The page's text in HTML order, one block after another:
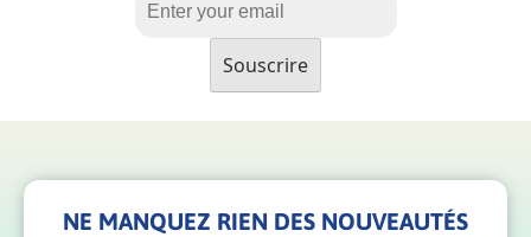
NE MANQUEZ RIEN DES NOUVEAUTÉS